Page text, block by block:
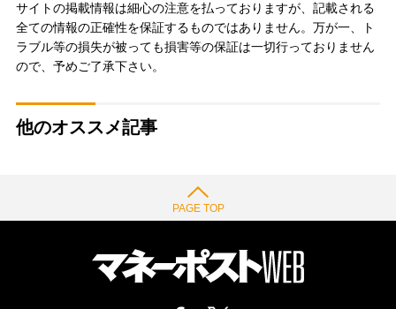
サイトの掲載情報は細心の注意を払っておりますが、記載される
全ての情報の正確性を保証するものではありません。万が一、ト
ラブル等の損失が被っても損害等の保証は一切行っておりません
ので、予めご了承下さい。
他のオススメ記事
PAGE TOP